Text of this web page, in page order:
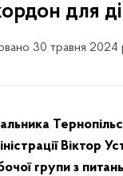
для
30 травня 2024
Віктор
групи з питань